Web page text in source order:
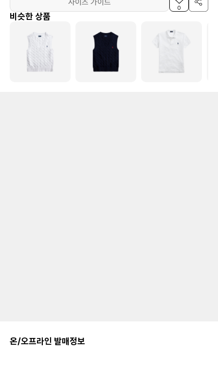
사이즈 가이드
0
비슷한 상품
온/오프라인 발매정보